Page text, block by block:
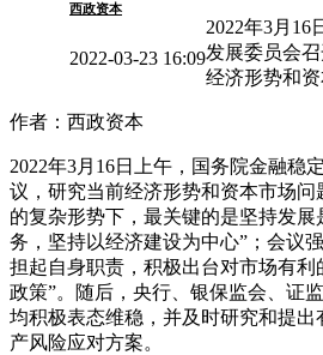
西政资本
2022-03-23 16:09
2022年3月16
发展委员会
经济形势和资
作者：西政资本
2022年3月16日上午，国务院金融稳
议，研究当前经济形势和资本市场问
的复杂形势下，最关键的是坚持发
务，坚持以经济建设为中心”；会议
担起自身职责，积极出台对市场有
政策”。随后，央行、银保监会、证
均积极表态维稳，并及时研究和提
产风险应对方案。